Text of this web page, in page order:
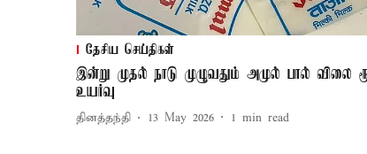
தேசிய செய்திகள்
இன்று முதல் நாடு முழுவதும் அமுல் பால் விலை
உயர்வு
தினத்தந்தி 13 May 2026 1 min read